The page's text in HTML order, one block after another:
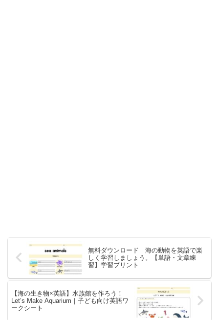
無料ダウンロード｜海の動物を英語で楽
しく学習しましょう。【単語・文章練
習】学習プリント
【海の生き物×英語】水族館を作ろう！
Let’s Make Aquarium｜子ども向け英語ワ
ークシート